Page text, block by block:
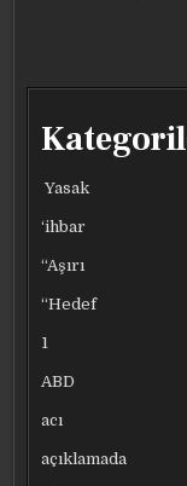
Yasak
‘ihbar
“Aşırı
“Hedef
1
ABD
acı
açıklamada